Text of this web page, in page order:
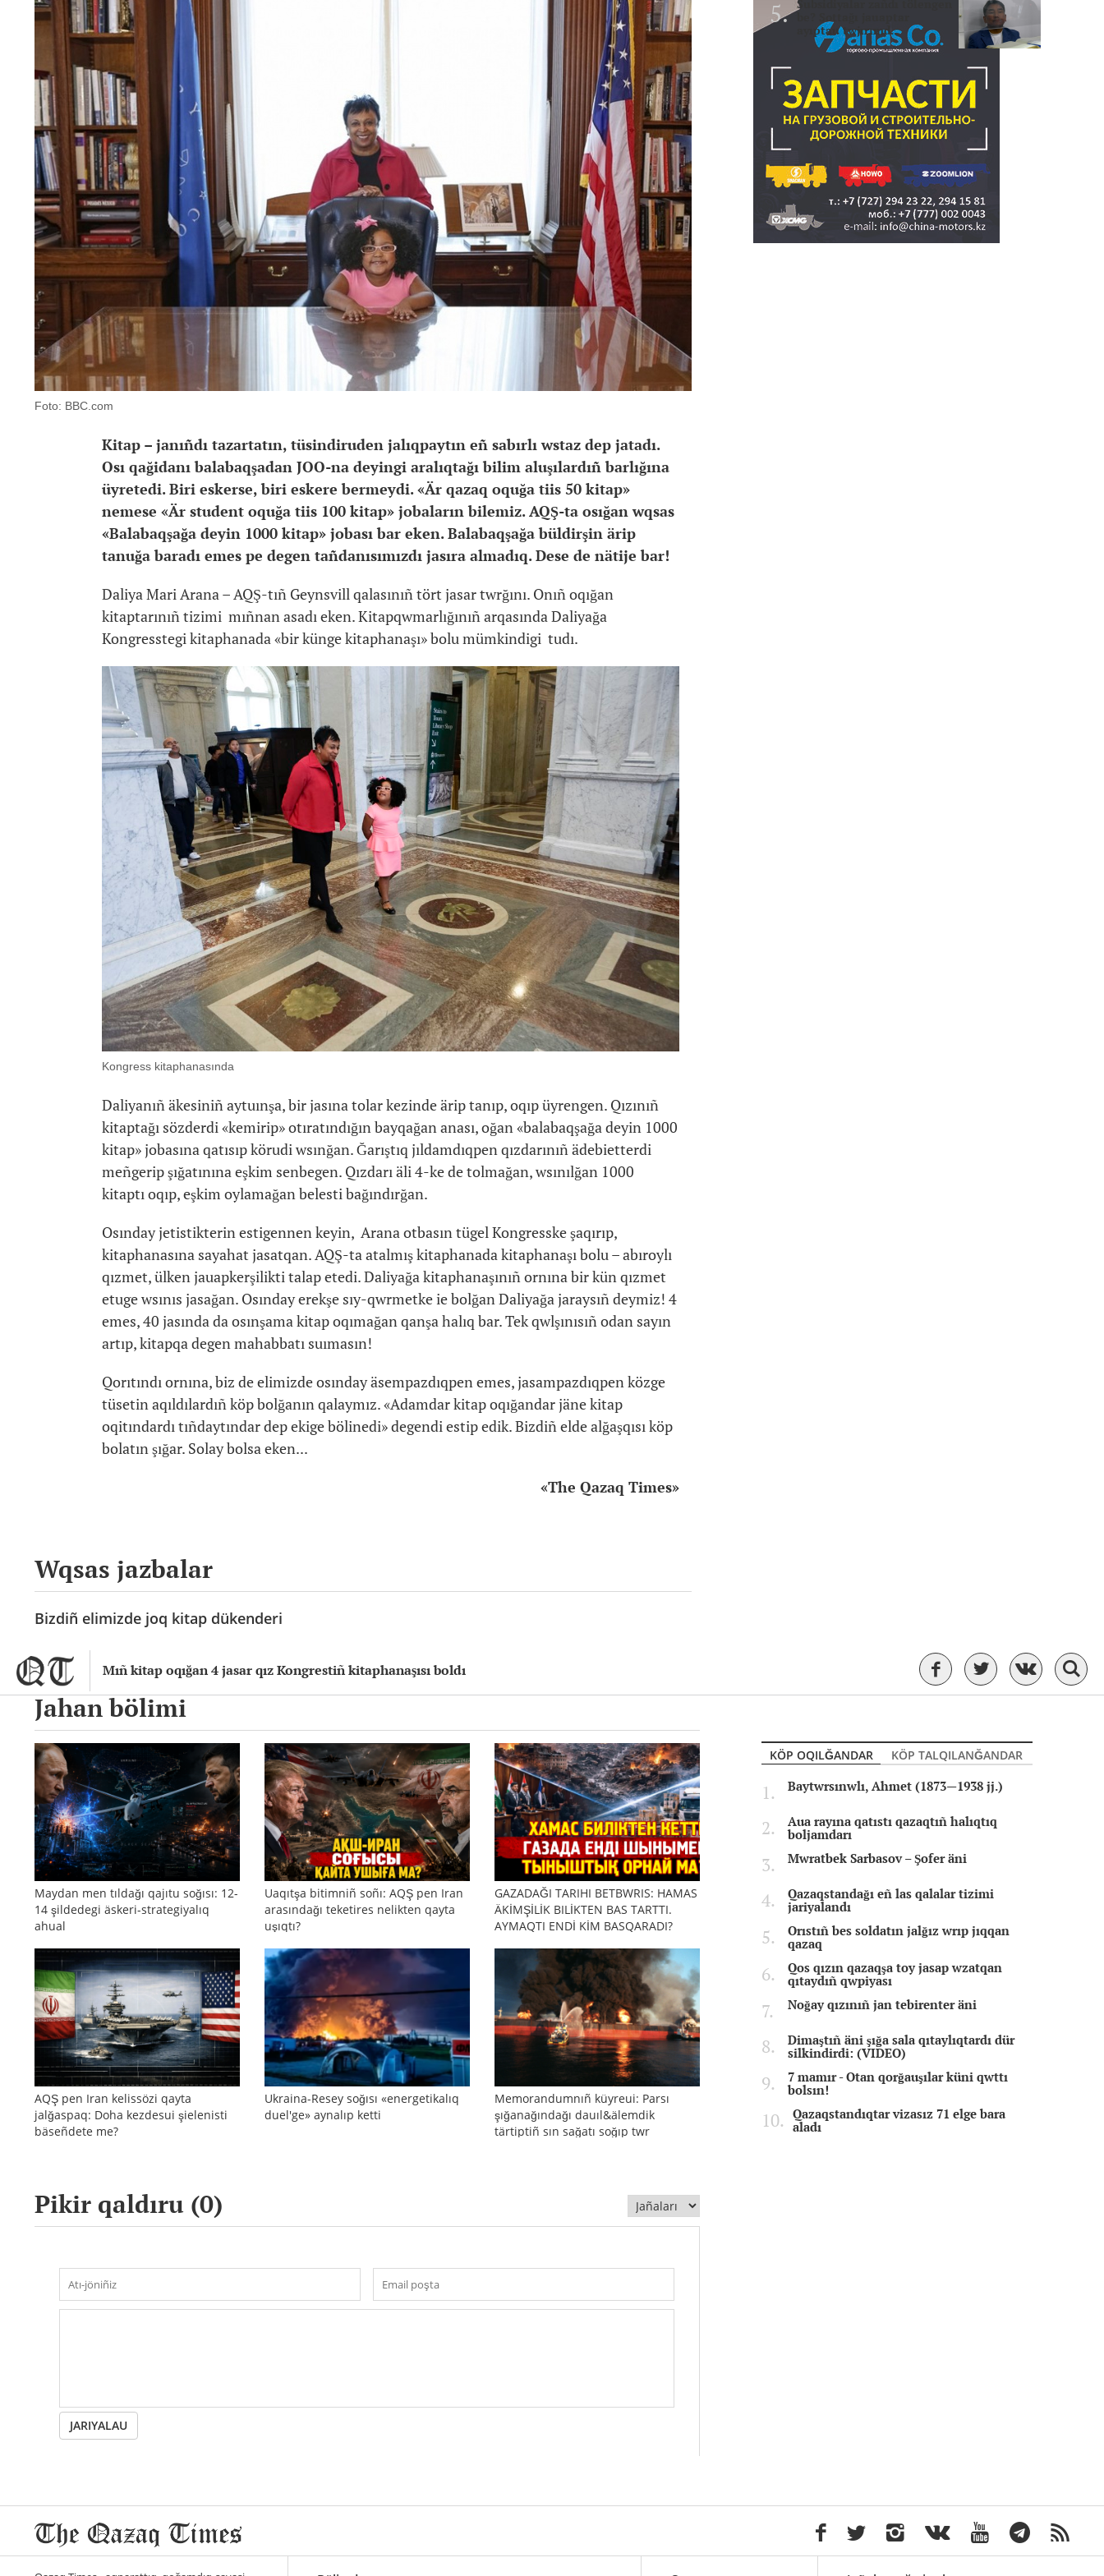
Mıñ kitap oqığan 4 jasar qız Kongrestiñ kitaphanaşısı boldı
Foto: BBC.com
Kitap – janıñdı tazartatın, tüsindiruden jalıqpaytın eñ sabırlı wstaz dep jatadı.
Osı qağidanı balabaqşadan JOO-na deyingi aralıqtağı bilim aluşılardıñ barlığına
üyretedi. Biri eskerse, biri eskere bermeydi. «Är qazaq oquğa tiis 50 kitap»
nemese «Är student oquğa tiis 100 kitap» jobaların bilemiz. AQŞ-ta osığan wqsas
«Balabaqşağa deyin 1000 kitap» jobası bar eken. Balabaqşağa büldirşin ärip
tanuğa baradı emes pe degen tañdanısımızdı jasıra almadıq. Dese de nätije bar!
Daliya Mari Arana – AQŞ-tıñ Geynsvill qalasınıñ tört jasar twrğını. Onıñ oqığan
kitaptarınıñ tizimi mıñnan asadı eken. Kitapqwmarlığınıñ arqasında Daliyağa
Kongresstegi kitaphanada «bir künge kitaphanaşı» bolu mümkindigi tudı.
Kongress kitaphanasında
Daliyanıñ äkesiniñ aytuınşa, bir jasına tolar kezinde ärip tanıp, oqıp üyrengen. Qızınıñ
kitaptağı sözderdi «kemirip» otıratındığın bayqağan anası, oğan «balabaqşağa deyin 1000
kitap» jobasına qatısıp körudi wsınğan. Ğarıştıq jıldamdıqpen qızdarınıñ ädebietterdi
meñgerip şığatınına eşkim senbegen. Qızdarı äli 4-ke de tolmağan, wsınılğan 1000
kitaptı oqıp, eşkim oylamağan belesti bağındırğan.
Osınday jetistikterin estigennen keyin, Arana otbasın tügel Kongresske şaqırıp,
kitaphanasına sayahat jasatqan. AQŞ-ta atalmış kitaphanada kitaphanaşı bolu – abıroylı
qızmet, ülken jauapkerşilikti talap etedi. Daliyağa kitaphanaşınıñ ornına bir kün qızmet
etuge wsınıs jasağan. Osınday erekşe sıy-qwrmetke ie bolğan Daliyağa jaraysıñ deymiz! 4
emes, 40 jasında da osınşama kitap oqımağan qanşa halıq bar. Tek qwlşınısıñ odan sayın
artıp, kitapqa degen mahabbatı suımasın!
Qorıtındı ornına, biz de elimizde osınday äsempazdıqpen emes, jasampazdıqpen közge
tüsetin aqıldılardıñ köp bolğanın qalaymız. «Adamdar kitap oqığandar jäne kitap
oqitındardı tıñdaytındar dep ekige bölinedi» degendi estip edik. Bizdiñ elde alğaşqısı köp
bolatın şığar. Solay bolsa eken...
«The Qazaq Times»
Wqsas jazbalar
Bizdiñ elimizde joq kitap dükenderi
Subsidiyalar zañdı tölengen
ayıptau twjırımd..
Jahan bölimi
Maydan men tıldağı qajıtu soğısı: 12-
14 şildedegi äskeri-strategiyalıq
ahual
Uaqıtşa bitimniñ soñı: AQŞ pen Iran
arasındağı teketires nelikten qayta
uşıqtı?
GAZADAĞI TARIHI BETBWRIS: HAMAS
ÄKİMŞİLİK BILİKTEN BAS TARTTI.
AYMAQTI ENDİ KİM BASQARADI?
AQŞ pen Iran kelissözi qayta
jalğaspaq: Doha kezdesui şielenisti
bäseñdete me?
Ukraina-Resey soğısı «energetikalıq
duel'ge» aynalıp ketti
Memorandumnıñ küyreui: Parsı
şığanağındağı dauıl&älemdik
tärtiptiñ sın sağatı soğıp twr
Pikir qaldıru (0)
JARIYALAU
KÖP OQILĞANDAR
KÖP TALQILANĞANDAR
Baytwrsınwlı, Ahmet (1873—1938 jj.)
Aua rayına qatıstı qazaqtıñ halıqtıq
boljamdarı
Mwratbek Sarbasov – Şofer äni
Qazaqstandağı eñ las qalalar tizimi
jariyalandı
Orıstıñ bes soldatın jalğız wrıp jıqqan
qazaq
Qos qızın qazaqşa toy jasap wzatqan
qıtaydıñ qwpiyası
Noğay qızınıñ jan tebirenter äni
Dimaştıñ äni şığa sala qıtaylıqtardı dür
silkindirdi: (VIDEO)
7 mamır - Otan qorğauşılar küni qwttı
bolsın!
Qazaqstandıqtar vizasız 71 elge bara
aladı